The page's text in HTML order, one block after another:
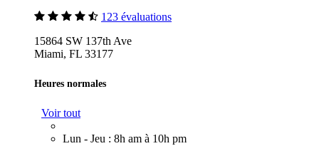
123 évaluations
15864 SW 137th Ave
Miami, FL 33177
Heures normales
Voir tout
Lun - Jeu : 8h am à 10h pm